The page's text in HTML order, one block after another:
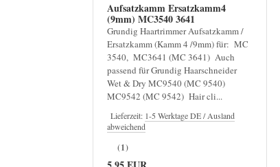
Aufsatzkamm Ersatzkamm4
(9mm) MC3540 3641
Grundig Haartrimmer Aufsatzkamm /
Ersatzkamm (Kamm 4 /9mm) für: MC
3540, MC3641 (MC 3641) Auch
passend für Grundig Haarschneider
Wet & Dry MC9540 (MC 9540)
MC9542 (MC 9542) Hair cli...
Lieferzeit: 1-5 Werktage DE / Ausland
abweichend
(1)